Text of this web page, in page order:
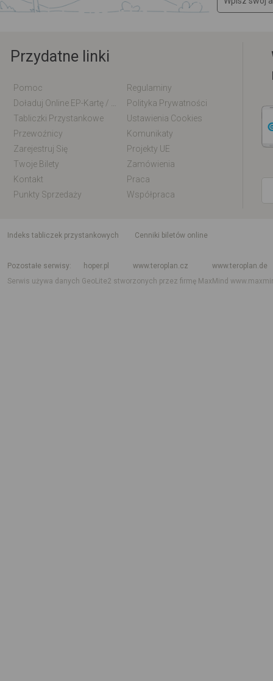
Przydatne linki
Pomoc
Regulaminy
Polityka Prywatności
Tabliczki Przystankowe
Ustawienia Cookies
Przewoźnicy
Komunikaty
Zarejestruj Się
Projekty UE
Twoje Bilety
Zamówienia
Kontakt
Praca
Punkty Sprzedaży
Współpraca
indeks tabliczek przystankowych
Cenniki biletów online
Pozostałe serwisy
hoper.pl www.teroplan.cz
www.teroplan.de
Serwis używa danych GeoLite2 stworzonych przez firmę MaxMind